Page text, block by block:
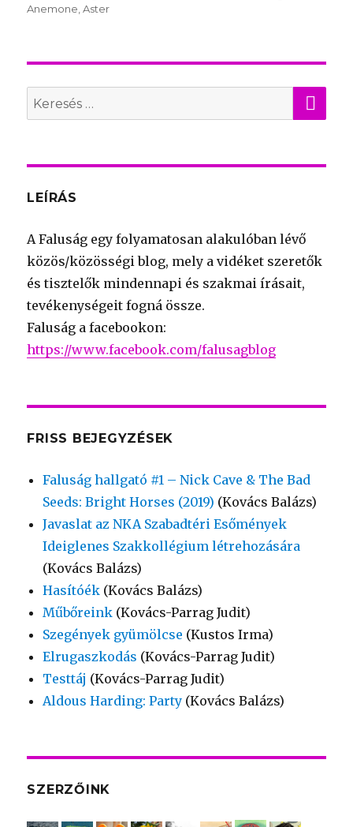
Anemone Aster
Search
for:
LEÍRÁS
A Faluság egy folyamatosan alakulóban lévő
közös/közösségi blog, mely a vidéket szeretők
és tisztelők mindennapi és szakmai írásait,
tevékenységeit fogná össze.
Faluság a facebookon:
https://www.facebook.com/falusagblog
FRISS BEJEGYZÉSEK
Faluság hallgató #1 – Nick Cave & The Bad
Seeds: Bright Horses (2019) (Kovács Balázs)
Javaslat az NKA Szabadtéri Esőmények
Ideiglenes Szakkollégium létrehozására
(Kovács Balázs)
Hasítóék (Kovács Balázs)
Műbőreink (Kovács-Parrag Judit)
Szegények gyümölcse (Kustos Irma)
Elrugaszkodás (Kovács-Parrag Judit)
Testtáj (Kovács-Parrag Judit)
Aldous Harding: Party (Kovács Balázs)
SZERZŐINK